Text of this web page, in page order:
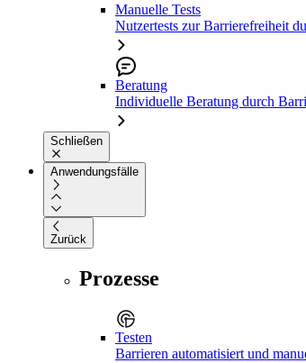
Manuelle Tests
Nutzertests zur Barrierefreiheit
Beratung
Individuelle Beratung durch
Schließen
Anwendungsfälle
Zurück
Prozesse
Testen
Barrieren automatisiert und